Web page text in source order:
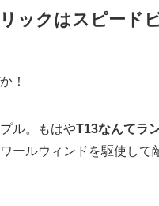
ックはスピード
！
ル。もはやT13なんてラ
ールウィンドを駆使し